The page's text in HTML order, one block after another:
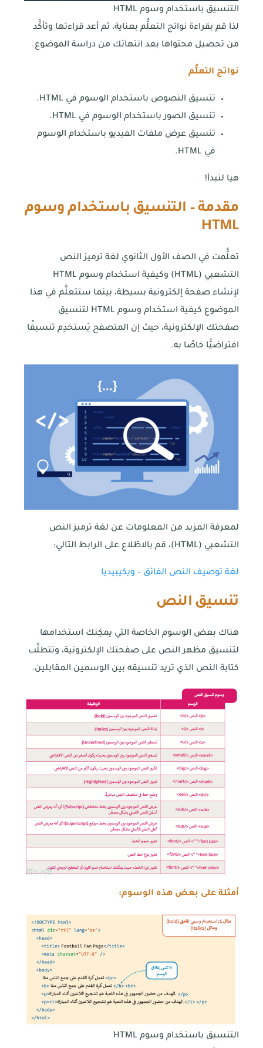
التنسيق باستخدام وسوم HTML
لذا قم بقراءة نواتج التعلُّم بعناية، ثم أعد قراءتها وتأكَّد
من تحصيل محتواها بعد انتهائك من دراسة الموضوع.
نواتج التعلُّم
تنسيق النصوص باستخدام الوسوم في HTML.
تنسيق الصور باستخدام الوسوم في HTML.
تنسيق عرض ملفات الفيديو باستخدام الوسوم
في HTML.
هيا لنبدأ!
مقدمة – التنسيق باستخدام وسوم
HTML
تعلَّّمت في الصف الأول الثانوي لغة ترميز النص
التشعبي (HTML) وكيفية استخدام وسوم HTML
لإنشاء صفحة إلكترونية بسيطة، بينما ستتعلَّم في هذا
الموضوع كيفية استخدام وسوم HTML لتنسيق
صفحتك الإلكترونية، حيث إن المتصفح يَستخدِم تنسيقًا
افتراضيًّا خاصًا به.
لمعرفة المزيد من المعلومات عن لغة ترميز النص
التشعبي (HTML)، قم بالاطّلاع على الرابط التالي:
لغة توصيف النص الفائق – ويكيبيديا
تنسيق النص
هناك بعض الوسوم الخاصة التي يمكِنك استخدامها
لتنسيق مظهر النص على صفحتك الإلكترونية، وتتطلَّب
كتابة النص الذي تريد تنسيقه بين الوسمين المقابلين.
أمثلة على بعض هذه الوسوم:
التنسيق باستخدام وسوم HTML